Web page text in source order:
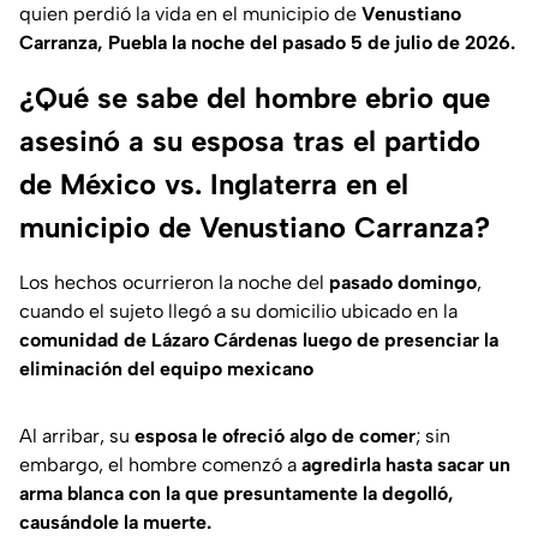
quien perdió la vida en el municipio de Venustiano
Carranza, Puebla la noche del pasado 5 de julio de 2026.
¿Qué se sabe del hombre ebrio que
asesinó a su esposa tras el partido
de México vs. Inglaterra en el
municipio de Venustiano Carranza?
Los hechos ocurrieron la noche del pasado domingo,
cuando el sujeto llegó a su domicilio ubicado en la
comunidad de Lázaro Cárdenas luego de presenciar la
eliminación del equipo mexicano
Al arribar, su esposa le ofreció algo de comer; sin
embargo, el hombre comenzó a agredirla hasta sacar un
arma blanca con la que presuntamente la degolló,
causándole la muerte.